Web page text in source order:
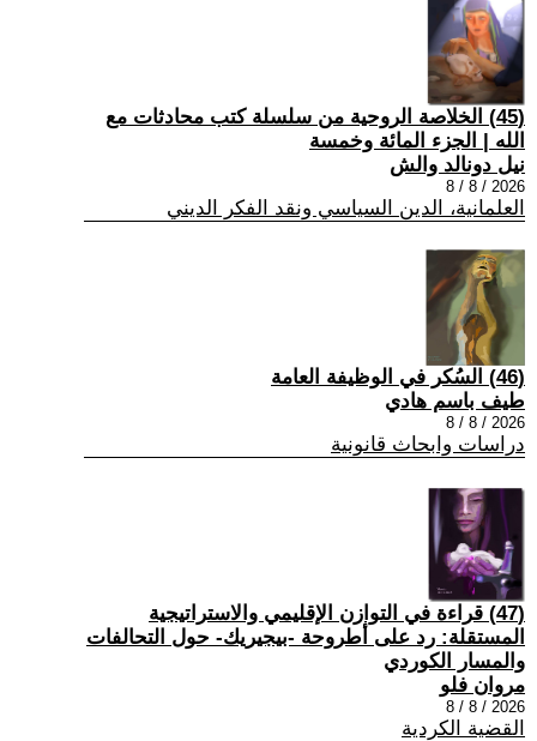
(45) الخلاصة الروحية من سلسلة كتب محادثات مع
الله | الجزء المائة وخمسة
نيل دونالد والش
2026 / 8 / 8
العلمانية، الدين السياسي ونقد الفكر الديني
(46) السُكر في الوظيفة العامة
طيف باسم هادي
2026 / 8 / 8
دراسات وابحاث قانونية
(47) قراءة في التوازن الإقليمي والاستراتيجية
المستقلة: رد على أطروحة -بيجيريك- حول التحالفات
والمسار الكوردي
مروان فلو
2026 / 8 / 8
القضية الكردية